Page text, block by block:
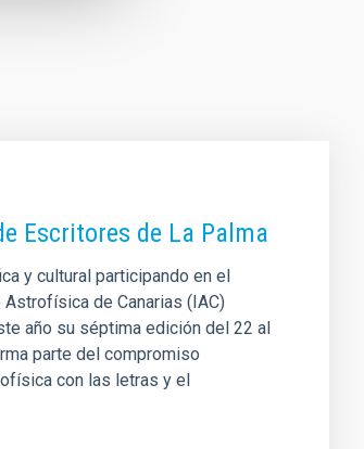
Escritores de La Palma
y cultural participando en el
de Canarias (IAC)
año su séptima edición del 22 al
parte del compromiso
con las letras y el